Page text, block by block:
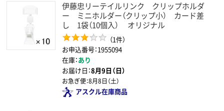
伊藤忠リーテイルリンク クリップホルダ
ー ミニホルダー（クリップ小） カード差
し 1袋（10個入） オリジナル
（1件）
お申込番号：1955094
在庫：あり
お届け日：8月9日（日）
お急ぎ便：8月8日（土）
アスクル在庫商品